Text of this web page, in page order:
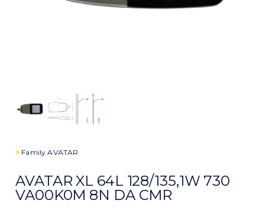
> FamilyAVATAR
AVATAR XL 64L 128/135,1W 730
VA00K0M 8N DA CMR